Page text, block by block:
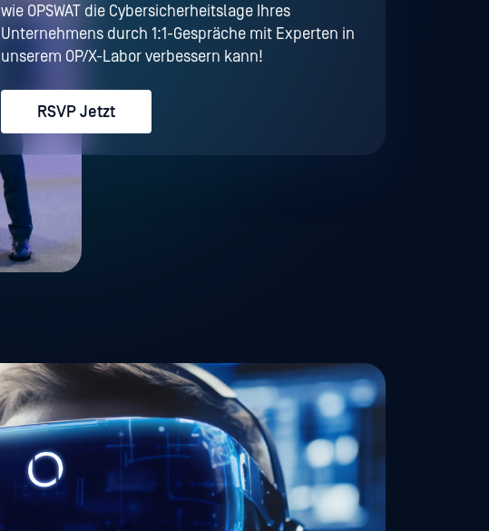
wie OPSWAT die Cybersicherheitslage Ihres
Unternehmens durch 1:1-Gespräche mit Experten in
unserem OP/X-Labor verbessern kann!
RSVP Jetzt